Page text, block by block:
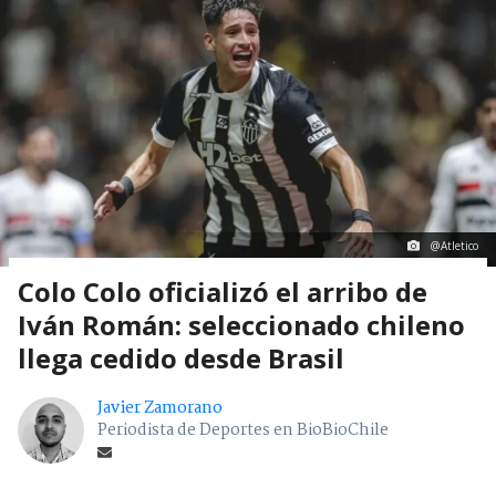
@Atletico
Colo Colo oficializó el arribo de
Iván Román: seleccionado chileno
llega cedido desde Brasil
Javier Zamorano
Periodista de Deportes en BioBioChile